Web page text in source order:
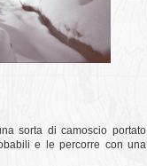
sorta di camoscio portato
e le percorre con una